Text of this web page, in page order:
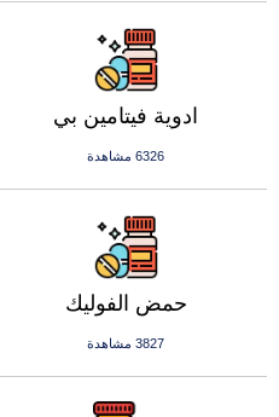
ادوية فيتامين بي
6326 مشاهدة
حمض الفوليك
3827 مشاهدة